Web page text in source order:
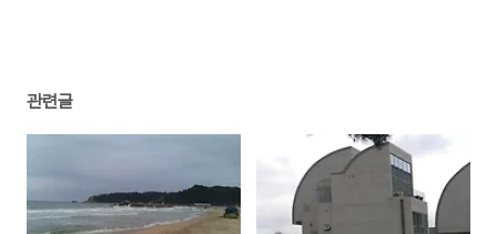
관련글